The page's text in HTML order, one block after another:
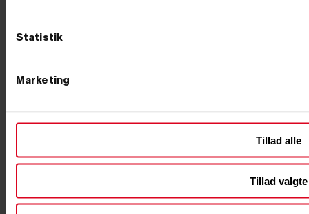
Statistik
Marketing
Tillad alle
Tillad valgte
Primus Danmark har vi solgt generatorer til både
eller inverter: vælg type efter opgaven Det første valg
står mellem tre typer. En benzingenerator er den
små transportable modeller til kraftige maskiner på
næsten 8.000 watt. Skal maskinen køre mange timer i
Dieselmotoren kører ved lavere omdrejninger, bruger
mindre brændstof under tung belastning og fås med
både 230 og 400 volt udtag. Det gør den oplagt til
byggepladser, landbrug og faste nødstrømsløsninger.